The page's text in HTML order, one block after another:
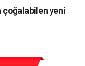
çoğalabilen yeni